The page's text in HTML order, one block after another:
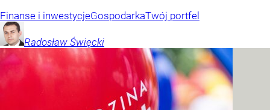
Finanse i inwestycjeGospodarkaTwój portfel
Radosław Święcki